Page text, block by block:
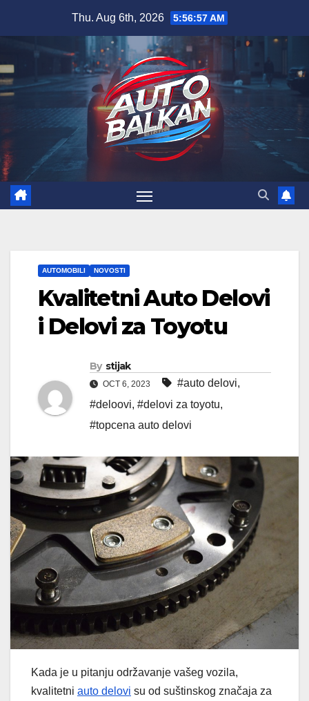
Thu. Aug 6th, 2026 5:56:58 AM
AUTOMOBILI NOVOSTI
Kvalitetni Auto Delovi
i Delovi za Toyotu
By stijak
OCT 6, 2023 #auto delovi,
#deloovi, #delovi za toyotu,
#topcena auto delovi
Kada je u pitanju održavanje vašeg vozila,
kvalitetni auto delovi su od suštinskog značaja za